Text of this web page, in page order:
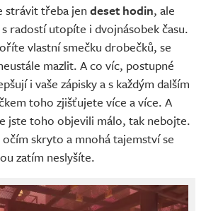
strávit třeba jen deset hodin, ale
radostí utopíte i dvojnásobek času.
vlastní smečku drobečků, se
mazlit. A co víc, postupné
i vaše zápisky a s každým dalším
toho zjišťujete více a více. A
jste toho objevili málo, tak nebojte.
skryto a mnohá tajemství se
zatím neslyšíte.